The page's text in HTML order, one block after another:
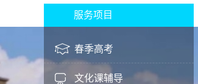
服务项目
春季高考
文化课辅导